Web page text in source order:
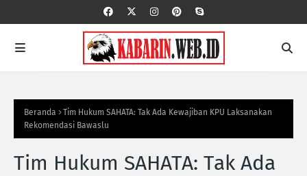
Beranda
Tim Hukum SAHATA: Tak Ada Kewajiban KPU Laksanakan
Rekomendasi Bawaslu
Tim Hukum SAHATA: Tak Ada